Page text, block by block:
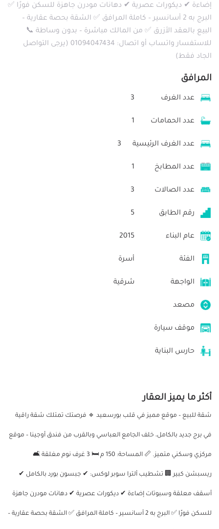
إضاءة ✔ ديكورات عصرية ✔ دهانات مودرن جاهزة للسكن فورًا ✅
البرج به 2 أسانسير – كاملة المرافق ✅ الشقة بحصة عقارية –
البيع بالعقد الأزرق ✅ من المالك مباشرة – بدون وساطة 📞
للاستفسار واتساب أو اتصال: 01094047434 (يرجى التواصل
الجاد فقط)
المرافق
عدد الغرف 3
عدد الحمامات 1
عدد الغرف الرئيسية 3
عدد المطابخ 1
عدد الصالات 3
رقم الطابق 5
عام البناء 2015
الفئة أسرة
الواجهة شرقية
مصعد
موقف سيارة
حارس البناية
أكثر ما يميز العقار
شقة للبيع – موقع مميز في قلب بورسعيد 🔹 فرصتك تمتلك شقة راقية
في برج جديد بالكامل، خلف الجامع العباسي وبالقرب من فندق أوجينا – موقع
مركزي وسكني متميز. 📏 المساحة: 150 م 🛏 3 غرف نوم مغلقة 🛋
ريسبشن كبير 🏢 تشطيب ألترا سوبر لوكس: ✔ جبسون بورد بالكامل ✔
أسقف معلقة وسبوتات إضاءة ✔ ديكورات عصرية ✔ دهانات مودرن جاهزة
للسكن فورًا ✅ البرج به 2 أسانسير – كاملة المرافق ✅ الشقة بحصة عقارية –